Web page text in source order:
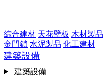
綜合建材 天花壁板 木材製品
金門鎖 水泥製品 化工建材
建築設備
建築設備